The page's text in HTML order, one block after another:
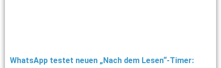
WhatsApp testet neuen „Nach dem Lesen“-Timer: